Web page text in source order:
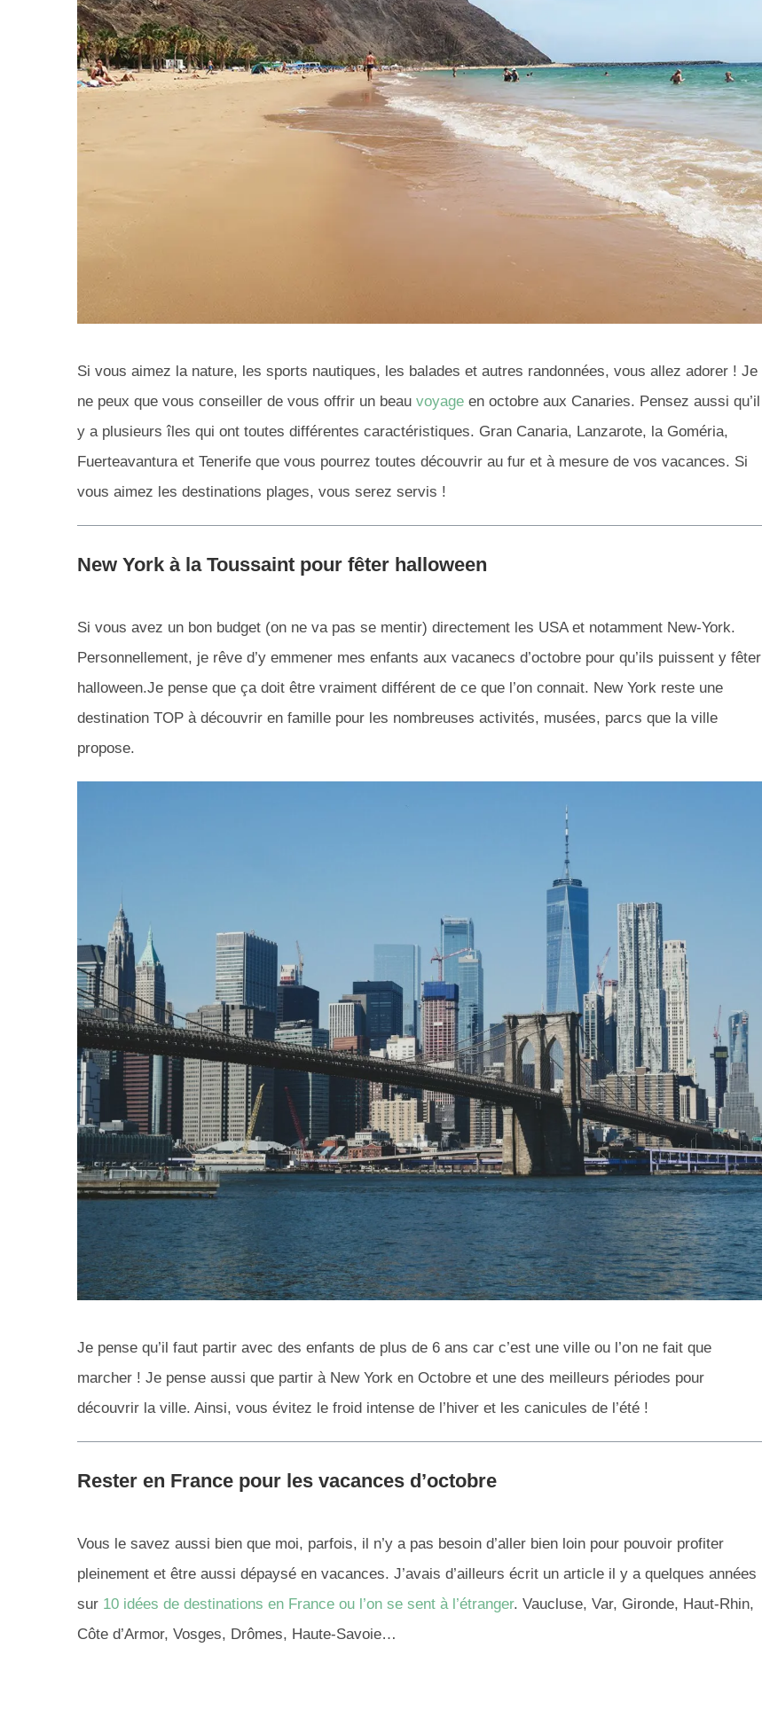
Si vous aimez la nature, les sports nautiques, les balades et autres randonnées, vous allez adorer ! Je
ne peux que vous conseiller de vous offrir un beau voyage en octobre aux Canaries. Pensez aussi qu’il
y a plusieurs îles qui ont toutes différentes caractéristiques. Gran Canaria, Lanzarote, la Goméria,
Fuerteavantura et Tenerife que vous pourrez toutes découvrir au fur et à mesure de vos vacances. Si
vous aimez les destinations plages, vous serez servis !
New York à la Toussaint pour fêter halloween
Si vous avez un bon budget (on ne va pas se mentir) directement les USA et notamment New-York.
Personnellement, je rêve d’y emmener mes enfants aux vacanecs d’octobre pour qu’ils puissent y fêter
halloween.Je pense que ça doit être vraiment différent de ce que l’on connait. New York reste une
destination TOP à découvrir en famille pour les nombreuses activités, musées, parcs que la ville
propose.
Je pense qu’il faut partir avec des enfants de plus de 6 ans car c’est une ville ou l’on ne fait que
marcher ! Je pense aussi que partir à New York en Octobre et une des meilleurs périodes pour
découvrir la ville. Ainsi, vous évitez le froid intense de l’hiver et les canicules de l’été !
Rester en France pour les vacances d’octobre
Vous le savez aussi bien que moi, parfois, il n’y a pas besoin d’aller bien loin pour pouvoir profiter
pleinement et être aussi dépaysé en vacances. J’avais d’ailleurs écrit un article il y a quelques années
sur 10 idées de destinations en France ou l’on se sent à l’étranger. Vaucluse, Var, Gironde, Haut-Rhin,
Côte d’Armor, Vosges, Drômes, Haute-Savoie…